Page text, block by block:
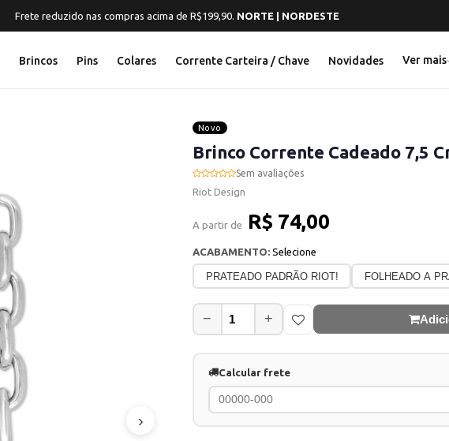
Frete reduzido nas compras acima de R$199,90. NORTE | NORDESTE
Brincos Pins Colares Corrente Carteira / Chave Novidades Ver mais
›
Novo
Brinco Corrente Cadeado 7,5
Sem avaliações
Riot Design
A partir de R$ 74,00
ACABAMENTO: Selecione
PRATEADO PADRÃO RIOT! FOLHEADO A
− +
Calcular frete